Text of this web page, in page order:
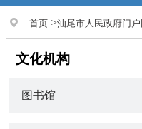
首页>汕尾市人民政府门
文化机构
图书馆